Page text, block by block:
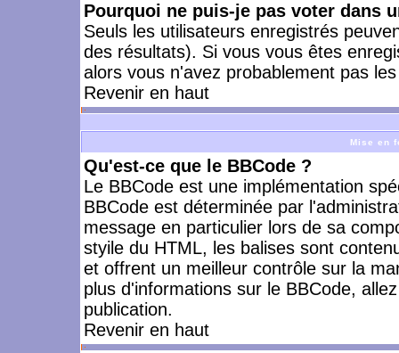
Pourquoi ne puis-je pas voter dans
Seuls les utilisateurs enregistrés
des résultats). Si vous vous êtes
alors vous n'avez probablement pas
Revenir en haut
Mise en
Qu'est-ce que le BBCode ?
Le BBCode est une implémentation
BBCode est déterminée par
message en particulier lors de sa
styile du HTML, les balises sont
et offrent un meilleur contrôle sur la
plus d'informations sur le BBCode,
publication.
Revenir en haut